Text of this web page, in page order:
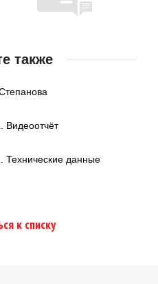
также
Видеоотчёт
Технические данные
к списку